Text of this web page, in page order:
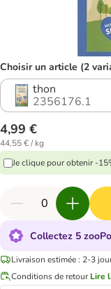
Choisir un article (2
thon
2356176.1
4,99 €
44,55 € / kg
Je clique pour obtenir -
Collectez 5
Livraison estimée : 2-3
Conditions de retour Lire